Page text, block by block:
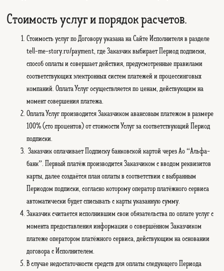
Стоимость услуг и порядок расчетов.
Стоимость услуг по Договору указана на Сайте Исполнителя в разделе
tell-me-story.ru/payment, где Заказчик выбирает Период подписки,
способ оплаты и совершает действия, предусмотренные правилами
соответствующих электронных систем платежей и процессинговых
компаний. Оплата Услуг осуществляется по ценам, действующим на
момент совершения платежа.
Оплата Услуг производится Заказчиком авансовым платежом в размере
100% (сто процентов) от стоимости Услуг за соответствующий Период
подписки.
Заказчик оплачивает Подписку банковской картой через Ао “Альфа-
банк”. Первый платёж производится Заказчиком с вводом реквизитов
карты, далее создаётся план оплаты в соответствии с выбранным
Периодом подписки, согласно которому оператор платёжного сервиса
автоматически будет списывать с карты указанную сумму.
Заказчик считается исполнившим свои обязательства по оплате услуг с
момента предоставления информации о совершённом Заказчиком
платеже оператором платёжного сервиса, действующим на основании
договора с Исполнителем.
В случае недостаточности средств для оплаты следующего Периода